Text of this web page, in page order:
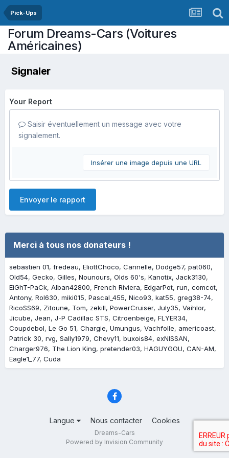
Pick-Ups
Forum Dreams-Cars (Voitures
Américaines)
Signaler
Your Report
Saisir éventuellement un message avec votre
signalement.
Insérer une image depuis une URL
Envoyer le rapport
Merci à tous nos donateurs !
sebastien 01 fredeau EliottChoco Cannelle Dodge57 pat060
Old54 Gecko Gilles Nounours Olds 60's Kanotix Jack3130
EiGhT-PaCk Alban42800 French Riviera EdgarPot run comcot
Antony Rol630 miki015 Pascal_455 Nico93 kat55 greg38-74
RicoSS69
Zitoune Tom zekill PowerCruiser July35 Vaihlor
Jicube Jean J-P Cadillac STS Citroenbeige FLYER34
Coupdebol Le Go 51 Chargie Umungus Vachfolle
americoast
Patrick 30 rvg Sally1979 Chevy11 buxois84 exNISSAN
Charger976
The Lion King pretender03 HAGUYGOU CAN-AM
Eagle1_77 Cuda
Langue Nous contacter Cookies
Dreams-Cars
Powered by Invision Community